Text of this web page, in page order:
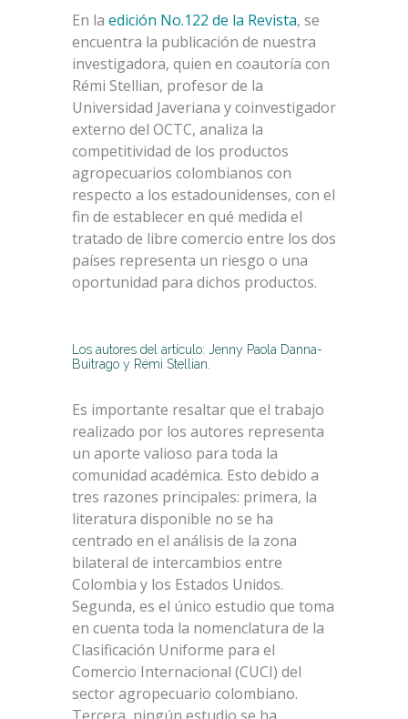
En la edición No.122 de la Revista, se
encuentra la publicación de nuestra
investigadora, quien en coautoría con
Rémi Stellian, profesor de la
Universidad Javeriana y coinvestigador
externo del OCTC, analiza la
competitividad de los productos
agropecuarios colombianos con
respecto a los estadounidenses, con el
fin de establecer en qué medida el
tratado de libre comercio entre los dos
países representa un riesgo o una
oportunidad para dichos productos.
Los autores del artículo: Jenny Paola Danna-
Buitrago y Rémi Stellian.
Es importante resaltar que el trabajo
realizado por los autores representa
un aporte valioso para toda la
comunidad académica. Esto debido a
tres razones principales: primera, la
literatura disponible no se ha
centrado en el análisis de la zona
bilateral de intercambios entre
Colombia y los Estados Unidos.
Segunda, es el único estudio que toma
en cuenta toda la nomenclatura de la
Clasificación Uniforme para el
Comercio Internacional (CUCI) del
sector agropecuario colombiano.